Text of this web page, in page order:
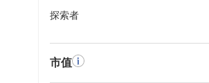
探索者
市值